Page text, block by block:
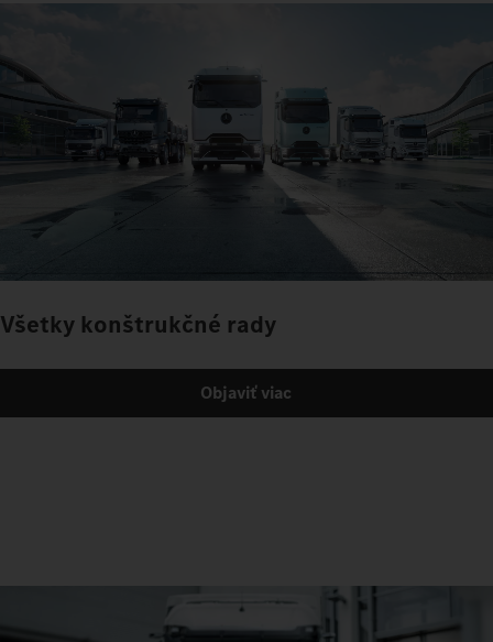
Všetky konštrukčné rady
Objaviť viac